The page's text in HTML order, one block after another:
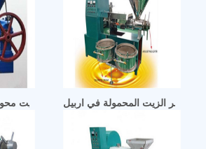
آلة تنقية فلتر زيتعصر الزيت المحمولة في اربيل